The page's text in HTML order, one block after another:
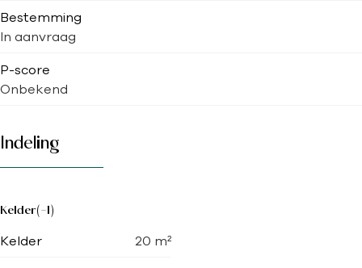
Bestemming
In aanvraag
P-score
Onbekend
Indeling
Kelder(-1)
Kelder 20 m²